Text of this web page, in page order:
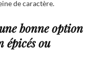
de caractère.
bonne option
épicés ou